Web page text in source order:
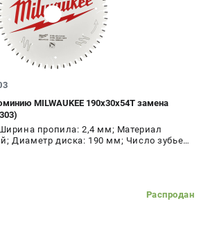
MILWAUKEE 190x30x54Т замена
пропила: 2,4 мм; Материал
Диаметр диска: 190 мм; Число зубьев:
Распродан